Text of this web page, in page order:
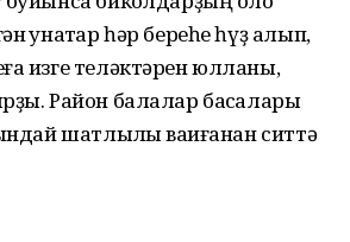
ҡунаҡтар һәр береһе һүҙ алып,
изге теләктәрен юлланы,
Район балалар баҡсалары
шатлыҡлы ваҡиғанан ситтә